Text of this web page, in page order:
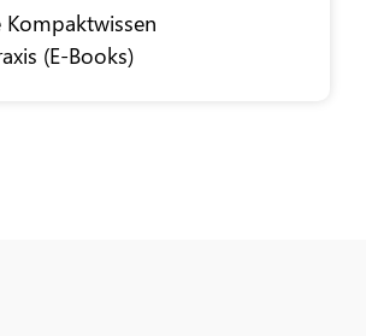
Kompaktwissen
(E-Books)